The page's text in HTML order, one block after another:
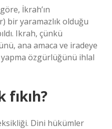
İkrah’ın
bir yaramazlık olduğu
Ikrah, çünkü
ana amaca ve iradeye
yapma özgürlüğünü ihlal
Dini hükümler